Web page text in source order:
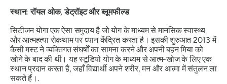
स्थान: रॉयल ओक, डेट्रॉइट और ब्लूमफील्ड
सिटीजन योगा एक ऐसा समुदाय है जो योग के माध्यम से मानसिक स्वास्थ्य
और आत्महत्या रोकथाम पर ध्यान केंद्रित करता है। इसकी शुरुआत 2013 में
कैसी मस्ट ने व्यक्तिगत संघर्षों का सामना करने और अपनी बहन मिया को
खोने के बाद की थी। यह स्टूडियो योग के माध्यम से आत्म-खोज के लिए एक
स्थान प्रदान करता है, जहाँ विद्यार्थी अपने शरीर, मन और आत्मा में संतुलन ला
सकते हैं।.